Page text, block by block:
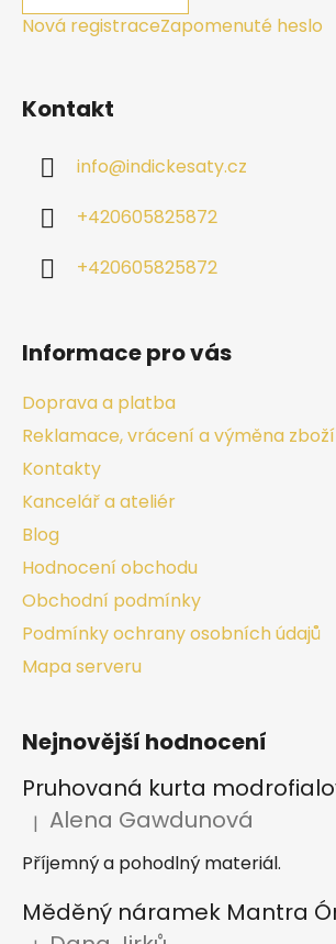
Nová registraceZapomenuté heslo
Kontakt
info@indickesaty.cz
+420605825872
+420605825872
Informace pro vás
Doprava a platba
Reklamace, vrácení a výměna zboží
Kontakty
Kancelář a ateliér
Blog
Hodnocení obchodu
Obchodní podmínky
Podmínky ochrany osobních údajů
Mapa serveru
Nejnovější hodnocení
Pruhovaná kurta
Hodnocení produktu je 5 z 5
| Alena Gawdunová
Příjemný a pohodlný materiál.